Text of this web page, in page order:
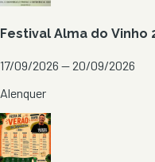
Festival Alma do Vinho
17/09/2026 — 20/09/2026
Alenquer